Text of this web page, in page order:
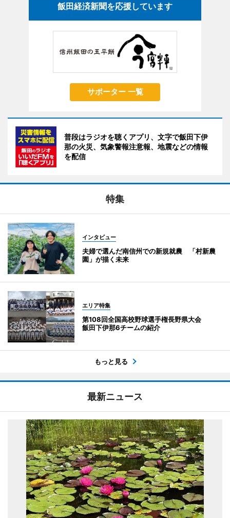
飯田経済新聞を応援しています
サポーター 一覧
普段はラジオを聴くアプリ、文字で飯田下伊
那の火災、気象警報注意報、地震などの情報
を配信
特集
インタビュー
夫婦で選んだ南信州での新規就農 「村新農
園」が描く未来
エリア特集
第108回全国高校野球選手権長野県大会
飯田下伊那6チームの紹介
もっと見る
最新ニュース